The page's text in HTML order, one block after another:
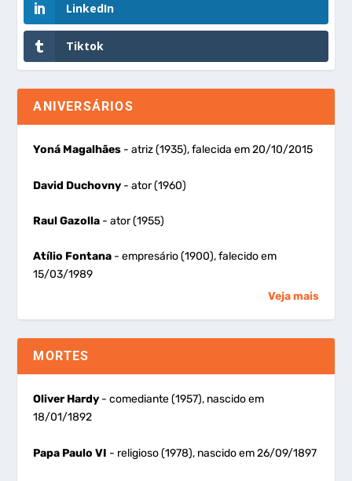
LinkedIn
Tiktok
ANIVERSÁRIOS
Yoná Magalhães - atriz (1935), falecida em 20/10/2015
David Duchovny - ator (1960)
Raul Gazolla - ator (1955)
Atílio Fontana - empresário (1900), falecido em
15/03/1989
Veja mais
MORTES
Oliver Hardy - comediante (1957), nascido em
18/01/1892
Papa Paulo VI - religioso (1978), nascido em 26/09/1897